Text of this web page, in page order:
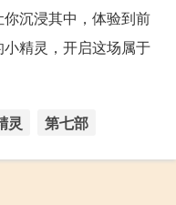
沉浸其中，体验到前
精灵，开启这场属于
灵 第七部